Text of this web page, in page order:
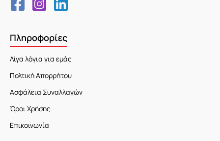
Πληροφορίες
Λίγα λόγια για εμάς
Πολτική Απορρήτου
Ασφάλεια Συναλλαγών
Όροι Χρήσης
Επικοινωνία